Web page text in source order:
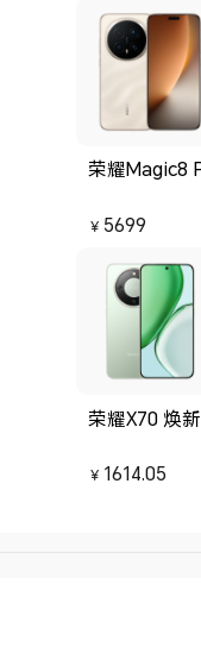
荣耀Magic8
￥ 5699
荣耀X70 焕
￥ 1614.05